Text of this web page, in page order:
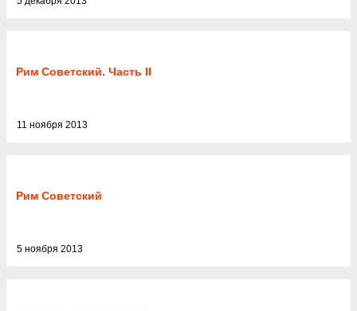
Рим Советский. Часть II
11 ноября 2013
Рим Советский
5 ноября 2013